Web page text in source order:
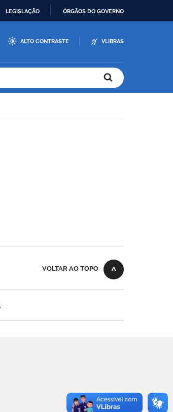
LEGISLAÇÃO ÓRGÃOS DO GOVERNO
ALTO CONTRASTE VLIBRAS
VOLTAR AO TOPO
.